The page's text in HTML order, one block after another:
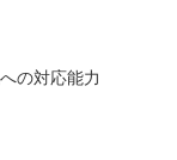
の対応能力